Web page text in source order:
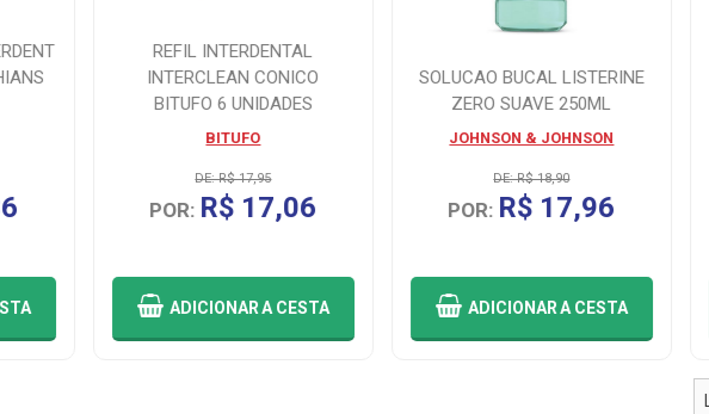
REFIL INTERDENTAL
INTERCLEAN CONICO
BITUFO 6 UNIDADES
BITUFO
DE: R$ 17,95
POR: R$ 17,06
ADICIONARA CESTA
SOLUCAO BUCAL LISTERINE
ZERO SUAVE 250ML
JOHNSON & JOHNSON
DE: R$ 18,90
POR: R$ 17,96
ADICIONARA CESTA